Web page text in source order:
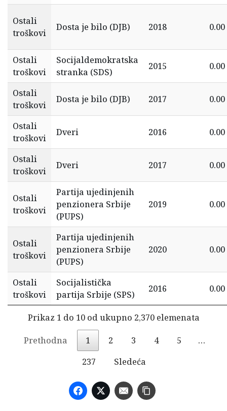
Ostali
troškovi
Dosta je bilo (DJB) 2018 0.00
Ostali
troškovi
Socijaldemokratska
stranka (SDS)
2015 0.00
Ostali
troškovi
Dosta je bilo (DJB) 2017 0.00
Ostali
troškovi
Dveri 2016 0.00
Ostali
troškovi
Dveri 2017 0.00
Ostali
troškovi
Partija ujedinjenih
penzionera Srbije
(PUPS)
2019 0.00
Ostali
troškovi
Partija ujedinjenih
penzionera Srbije
(PUPS)
2020 0.00
Ostali
troškovi
Socijalistička
partija Srbije (SPS)
2016 0.00
Prikaz 1 do 10 od ukupno 2,370 elemenata
Prethodna 1 2 3 4 5
…
237
Sledeća